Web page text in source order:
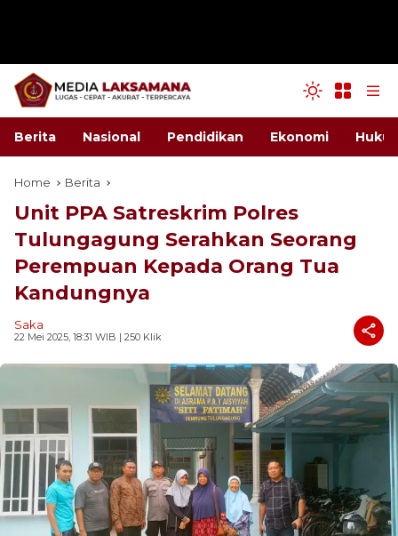
Berita Nasional Pendidikan Ekonomi
Home Berita
Unit PPA Satreskrim Polres
Tulungagung Serahkan Seorang
Perempuan Kepada Orang Tua
Kandungnya
Saka
22 Mei 2025, 18:31 WIB | 250 Klik